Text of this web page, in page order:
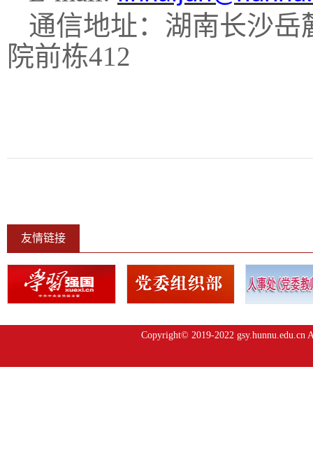
通信地址：湖南长沙岳
院前栋412
友情链接
Copyright© 2019-2022